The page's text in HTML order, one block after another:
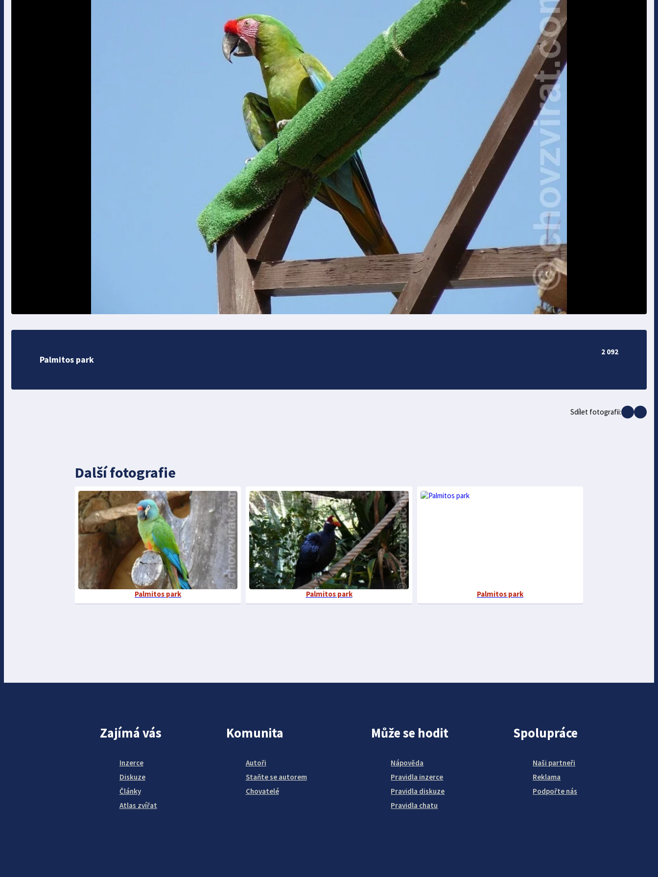
Palmitos park
2 092
Sdílet fotografii:
Další fotografie
Palmitos park Palmitos park Palmitos park
Zajímá vás
Inzerce
Diskuze
Články
Atlas zvířat
Komunita
Autoři
Staňte se autorem
Chovatelé
Může se hodit
Nápověda
Pravidla inzerce
Pravidla diskuze
Pravidla chatu
Spolupráce
Naši partneři
Reklama
Podpořte nás